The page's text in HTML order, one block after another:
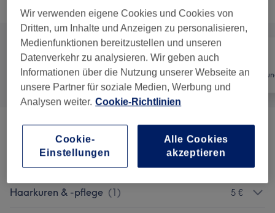
Alle Friseur
Promo Pakete ( 1
Haarkuren & -pflege (1) 5 €
Wir verwenden eigene Cookies und Cookies von
Dritten, um Inhalte und Anzeigen zu personalisieren,
Medienfunktionen bereitzustellen und unseren
Datenverkehr zu analysieren. Wir geben auch
Informationen über die Nutzung unserer Webseite an
unsere Partner für soziale Medien, Werbung und
Analysen weiter. Cookie-Richtlinien
Cookie-
Einstellungen
Alle Cookies
akzeptieren